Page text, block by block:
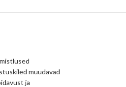
muudavad
ja